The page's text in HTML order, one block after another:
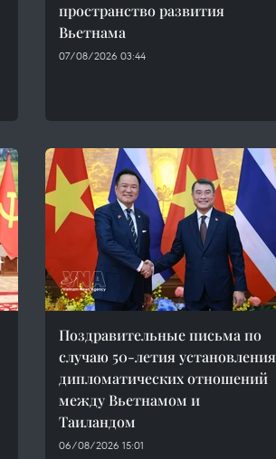
пространство развития
Вьетнама
07/08/2026 03:44
Поздравительные письма по
случаю 50-летия установления
дипломатических отношений
между Вьетнамом и
Таиландом
06/08/2026 15:01